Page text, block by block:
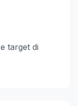
target di